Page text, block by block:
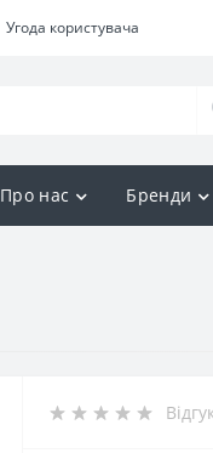
Угода користувача
Про нас Бренди